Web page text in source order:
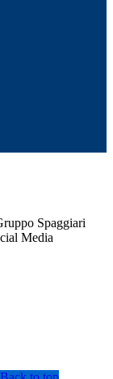
Spaggiari
Media